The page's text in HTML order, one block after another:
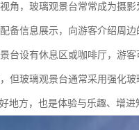
，玻璃观景台常常成为摄影
信息展示，向游客介绍周边
设有休息区或咖啡厅，游客
玻璃观景台通常采用强化玻
地方，也是体验与乐趣、增进